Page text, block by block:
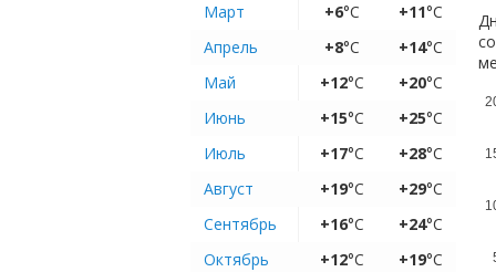
Март
+6°C +11°C
Апрель
+8°C +14°C
Май
+12°C +20°C
Июнь
+15°C +25°C
Июль
+17°C +28°C
Август
+19°C +29°C
Сентябрь
+16°C +24°C
Октябрь
+12°C +19°C